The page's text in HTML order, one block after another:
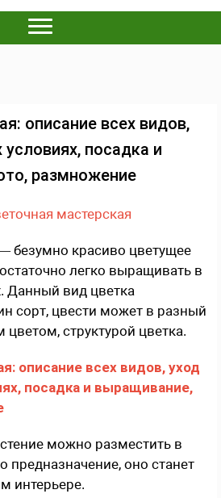
описание всех видов,
посадка и
размножение
мастерская
безумно красиво цветущее
легко выращивать в
Данный вид цветка
сорт, цвести может в разный
структурой цветка.
можно разместить в
предназначение, оно станет
интерьере.